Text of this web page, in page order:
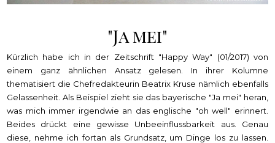
"Ja mei"
Kürzlich habe ich in der Zeitschrift "Happy Way" (01/2017) von
einem ganz ähnlichen Ansatz gelesen. In ihrer Kolumne
thematisiert die Chefredakteurin Beatrix Kruse nämlich ebenfalls
Gelassenheit. Als Beispiel zieht sie das bayerische "Ja mei" heran,
was mich immer irgendwie an das englische "oh well" erinnert.
Beides drückt eine gewisse Unbeeinflussbarkeit aus. Genau
diese, nehme ich fortan als Grundsatz, um Dinge los zu lassen.